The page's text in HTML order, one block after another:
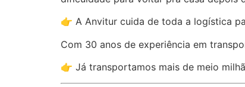
👉 A Anvitur cuida de toda a logística
Com 30 anos de experiência em
👉 Já transportamos mais de meio